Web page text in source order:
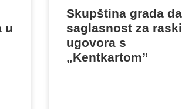
u
Skupština grada
saglasnost za
ugovora s
„Kentkartom”